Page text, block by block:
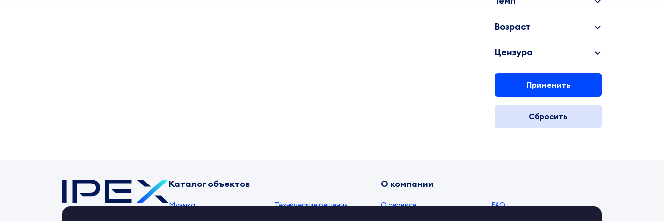
Возраст
Цензура
Применить
Сбросить
Контент-маркет
Каталог объектов
Музыка Технические решения
О компании
О сервисе FAQ